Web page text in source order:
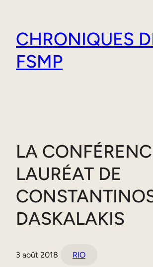
contenu
CHRONIQUES
FSMP
LA
LAURÉAT DE
DASKALAKIS
3 août 2018 RIO